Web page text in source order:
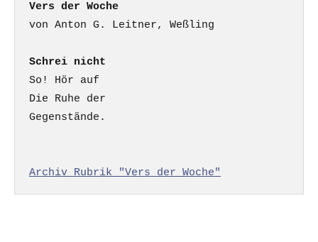
Vers der Woche
Schrei nicht
So! Hör auf
Die Ruhe der
Gegenstände.
Archiv Rubrik "Vers der Woche"